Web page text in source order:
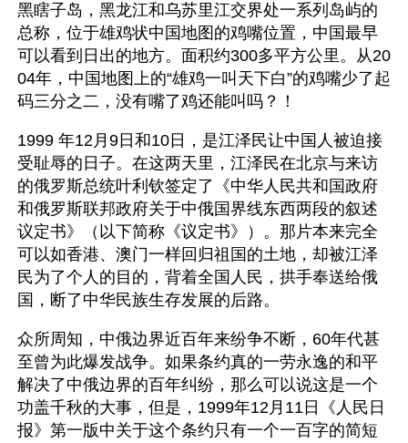
黑瞎子岛，黑龙江和乌苏里江交界处一系列岛屿的
总称，位于雄鸡状中国地图的鸡嘴位置，中国最早
可以看到日出的地方。面积约300多平方公里。从20
04年，中国地图上的“雄鸡一叫天下白”的鸡嘴少了起
码三分之二，没有嘴了鸡还能叫吗？！
1999 年12月9日和10日，是江泽民让中国人被迫接
受耻辱的日子。在这两天里，江泽民在北京与来访
的俄罗斯总统叶利钦签定了《中华人民共和国政府
和俄罗斯联邦政府关于中俄国界线东西两段的叙述
议定书》（以下简称《议定书》）。那片本来完全
可以如香港、澳门一样回归祖国的土地，却被江泽
民为了个人的目的，背着全国人民，拱手奉送给俄
国，断了中华民族生存发展的后路。
众所周知，中俄边界近百年来纷争不断，60年代甚
至曾为此爆发战争。如果条约真的一劳永逸的和平
解决了中俄边界的百年纠纷，那么可以说这是一个
功盖千秋的大事，但是，1999年12月11日《人民日
报》第一版中关于这个条约只有一个一百字的简短